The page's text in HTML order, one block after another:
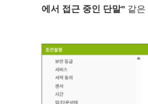
에서 접근 중인 단말" 같